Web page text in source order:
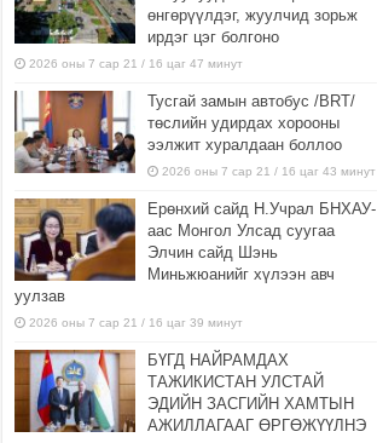
өнгөрүүлдэг, жуулчид зорьж
ирдэг цэг болгоно
2026 оны 7 сар 21 / 16 цаг 47 минут
Тусгай замын автобус /BRT/
төслийн удирдах хорооны
ээлжит хуралдаан боллоо
2026 оны 7 сар 21 / 16 цаг 43 минут
Ерөнхий сайд Н.Учрал БНХАУ-
аас Монгол Улсад суугаа
Элчин сайд Шэнь
Миньжюанийг хүлээн авч
уулзав
2026 оны 7 сар 21 / 16 цаг 39 минут
БҮГД НАЙРАМДАХ
ТАЖИКИСТАН УЛСТАЙ
ЭДИЙН ЗАСГИЙН ХАМТЫН
АЖИЛЛАГААГ ӨРГӨЖҮҮЛНЭ